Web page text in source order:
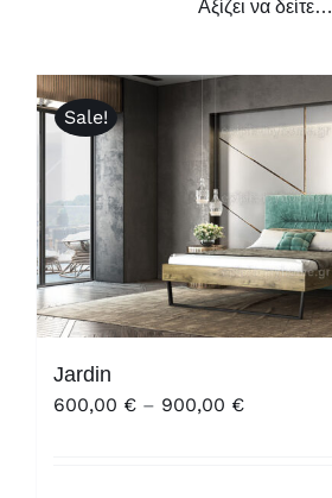
Αξίζει να δείτε…
Sale!
Jardin
600,00 € – 900,00 €Price